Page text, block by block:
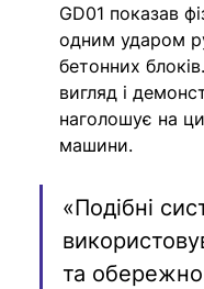
GD01 показав
одним ударом
бетонних
вигляд і
наголошує на
машини.
«Подібні
та